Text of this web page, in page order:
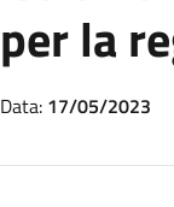
per la
Data: 17/05/2023